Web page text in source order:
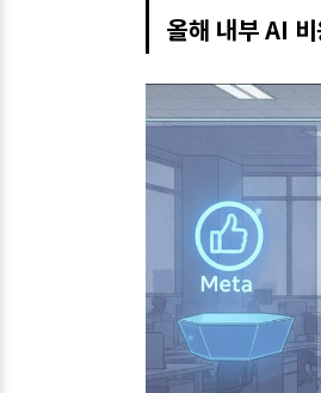
올해 내부 AI